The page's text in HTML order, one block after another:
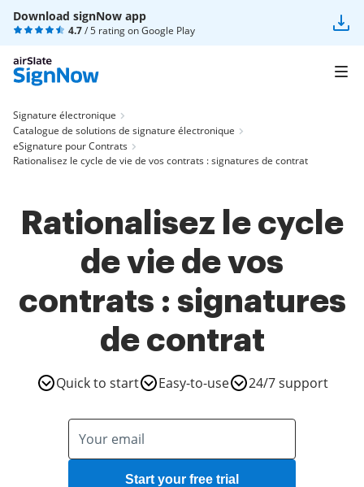
Download signNow app
4.7/ 5 rating onGoogle Play
Signature électronique
Catalogue de solutions de signature électronique
eSignature pour Contrats
Rationalisez le cycle de vie de vos contrats : signatures de contrat
Rationalisez le cycle
de vie de vos
contrats : signatures
de contrat
Quick to start Easy-to-use 24/7 support
Start your free trial